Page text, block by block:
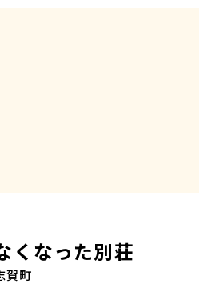
くなった別荘
賀町